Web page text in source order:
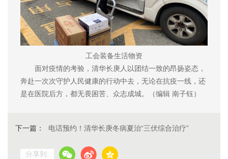
工会装备生活物资
面对疫情的考验，清华长庚人以团结一致的昂扬姿态，
奔赴一次次守护人民健康的行动中去，无论在抗疫一线，还
是在医院后方，都无畏困苦、众志成城。（编辑 南子钰）
下一篇： 电话预约！清华长庚冬病夏治“三伏综合治疗”
分享到: